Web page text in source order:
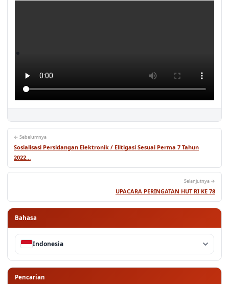
← Sebelumnya
Sosialisasi Persidangan Elektronik / Elitigasi Sesuai Perma 7 Tahun
2022…
Selanjutnya →
UPACARA PERINGATAN HUT RI KE 78
Bahasa
Indonesia
Pencarian